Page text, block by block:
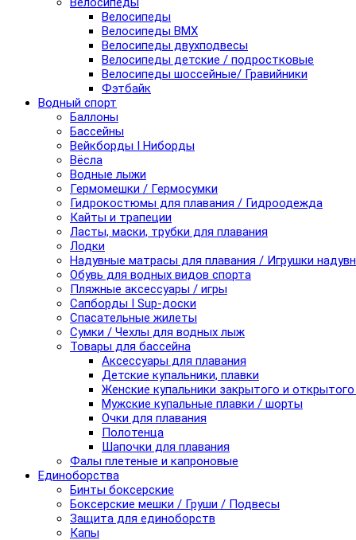
Велосипеды
Велосипеды BMX
Велосипеды двухподвесы
Велосипеды детские / подростковые
Велосипеды шоссейные/ Гравийники
Фэтбайк
Водный спорт
Баллоны
Бассейны
Вейкборды I Ниборды
Вёсла
Водные лыжи
Гермомешки / Гермосумки
Гидрокостюмы для плавания / Гидроодежда
Кайты и трапеции
Ласты, маски, трубки для плавания
Лодки
Надувные матрасы для плавания / Игрушки
Обувь для водных видов спорта
Пляжные аксессуары / игры
Сапборды I Sup-доски
Спасательные жилеты
Сумки / Чехлы для водных лыж
Товары для бассейна
Аксессуары для плавания
Детские купальники, плавки
Женские купальники закрытого и
Мужские купальные плавки / шорты
Очки для плавания
Полотенца
Шапочки для плавания
Фалы плетеные и капроновые
Единоборства
Бинты боксерские
Боксерские мешки / Груши / Подвесы
Защита для единоборств
Капы